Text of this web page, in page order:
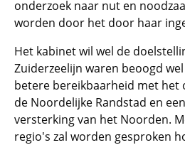
onderzoek naar nut en
worden door het door haar
Het kabinet wil wel de
Zuiderzeelijn waren beoogd
betere bereikbaarheid met het
de Noordelijke Randstad en
versterking van het Noorden.
regio's zal worden gesproken